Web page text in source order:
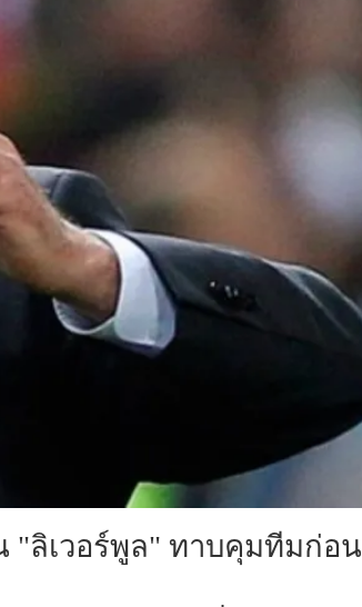
"ลิเวอร์พูล" ทาบคุมทีมก่อน